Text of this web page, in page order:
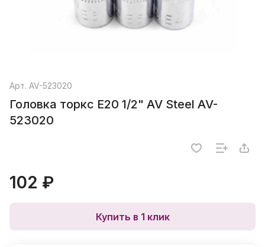
Арт. AV-523020
Головка торкс E20 1/2" AV Steel AV-
523020
102 ₽
Купить в 1 клик